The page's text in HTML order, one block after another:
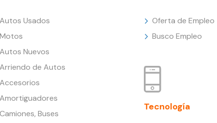
Usados
Nuevos
de Autos
Buses
Oferta de Empleo
Busco Empleo
Tecnología